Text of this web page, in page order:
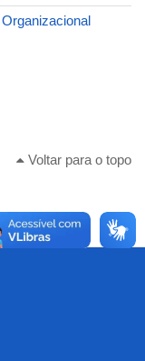
Voltar para o topo